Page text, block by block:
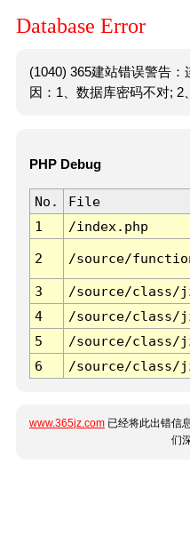
Database Error
(1040) 365建站错误警告
因：1、数据库密码不对; 2
PHP Debug
No. File
1
/index.php
2 /source/
3 /source/class/
4
/source/class/
5
/source/class/
6
/source/class/
www.365jz.com 已经将此出错信
们